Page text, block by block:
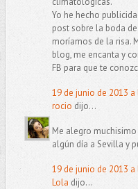
Yo he hecho
post sobre la boda
moríamos de la risa.
blog, me encanta y
FB para que te
19 de junio de 2013 a
rocio dijo...
Me alegro
algún día a Sevilla y
19 de junio de 2013 a
Lola dijo...